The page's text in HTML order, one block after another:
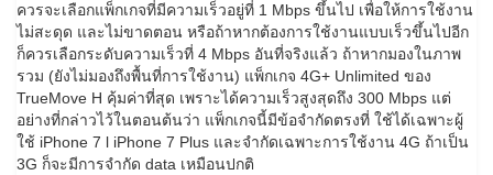
ควรจะเลือกแพ็กเกจที่มีความเร็วอยู่ที่ 1 Mbps ขึ้นไป เพื่อให้การใช้งาน
ไม่สะดุด และไม่ขาดตอน หรือถ้าหากต้องการใช้งานแบบเร็วขึ้นไปอีก
ก็ควรเลือกระดับความเร็วที่ 4 Mbps อันที่จริงแล้ว ถ้าหากมองในภาพ
รวม (ยังไม่มองถึงพื้นที่การใช้งาน) แพ็กเกจ 4G+ Unlimited ของ
TrueMove H คุ้มค่าที่สุด เพราะได้ความเร็วสูงสุดถึง 300 Mbps แต่
อย่างที่กล่าวไว้ในตอนต้นว่า แพ็กเกจนี้มีข้อจำกัดตรงที่ ใช้ได้เฉพาะผู้
ใช้ iPhone 7 l iPhone 7 Plus และจำกัดเฉพาะการใช้งาน 4G ถ้าเป็น
3G ก็จะมีการจำกัด data เหมือนปกติ